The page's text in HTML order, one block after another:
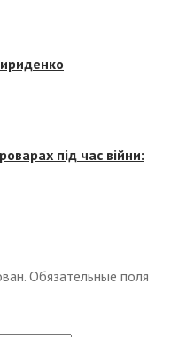
під час війни:
Обязательные поля